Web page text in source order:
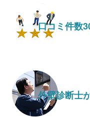
口コミ件数
外壁診断士